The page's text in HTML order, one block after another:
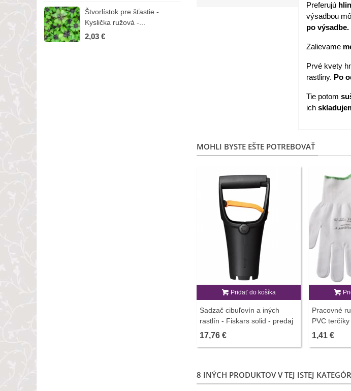
Štvorlístok pre šťastie -
Kyslička ružová -...
2,03 €
Preferujú
výsadbou
po výsadbe.
Zalievame
Prvé kvety
rastliny. Po
Tie potom
ich
MOHLI BYSTE EŠTE POTREBOVAŤ
Pridať do košíka
Sadzač cibuľovín a iných
rastlín - Fiskars solid - predaj
pestovateľských pomôcok -
17,76 €
Pracovné
PVC
1,41 €
8 INÝCH PRODUKTOV V TEJ ISTEJ